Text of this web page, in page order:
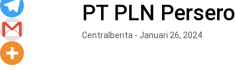
PT PLN Persero
Centralberita - Januari 26, 2024